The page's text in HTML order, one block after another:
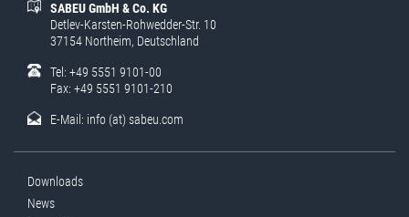
SABEU GmbH & Co. KG
Detlev-Karsten-Rohwedder-Str. 10
37154 Northeim, Deutschland
Tel: +49 5551 9101-00
Fax: +49 5551 9101-210
E-Mail: info (at) sabeu.com
Downloads
News